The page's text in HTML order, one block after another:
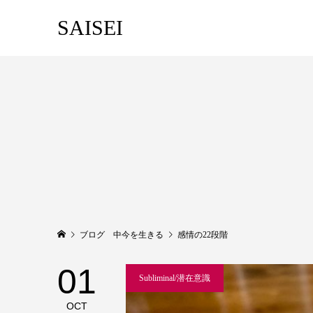
SAISEI
ブログ 中今を生きる 感情の22段階
01
OCT
Subliminal/潜在意識